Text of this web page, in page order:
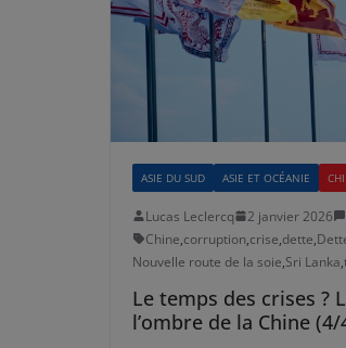
ASIE DU SUD ASIE ET OCÉANIE
Lucas Leclercq 2 janvier 2026
Chine,corruption,crise,dette,
Nouvelle route de la soie,Sri Lanka,
Le temps des crises ?
l’ombre de la Chine (4/